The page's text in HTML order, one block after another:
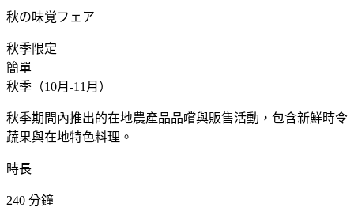
秋の味覚フェア
秋季限定
簡單
秋季（10月-11月）
秋季期間內推出的在地農產品品嚐與販售活動，包含新鮮時令
蔬果與在地特色料理。
時長
240 分鐘